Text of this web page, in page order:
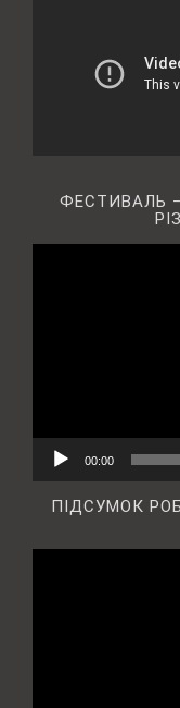
ФЕСТИВАЛЬ
00:00
ПІДСУМОК